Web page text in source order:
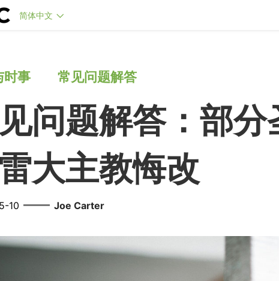
简体中文
时事 常见问题解答
问题解答：部
大主教悔改
10 —— Joe Carter